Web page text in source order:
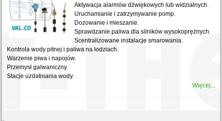
Aktywacja alarmów dźwiękowych lub widzialnych.
Uruchamianie i zatrzymywanie pomp.
Dozowanie i mieszanie.
Sprawdzanie paliwa dla silników wysokoprężnych.
Scentralizowane instalacje smarowania.
Kontrola wody pitnej i paliwa na łodziach.
Warzenie piwa i napojów.
Przemysł galwaniczny.
Stacje uzdatniania wody.
Więcej...